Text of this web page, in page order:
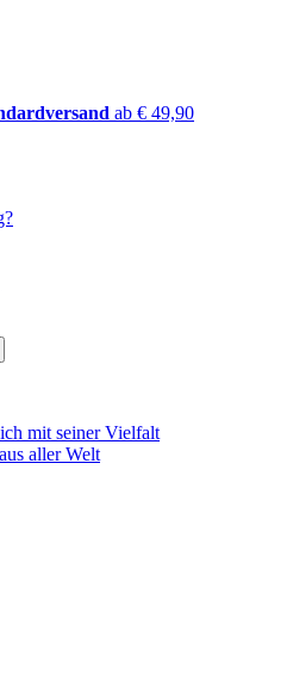
ab € 49,90
mit seiner Vielfalt
aller Welt